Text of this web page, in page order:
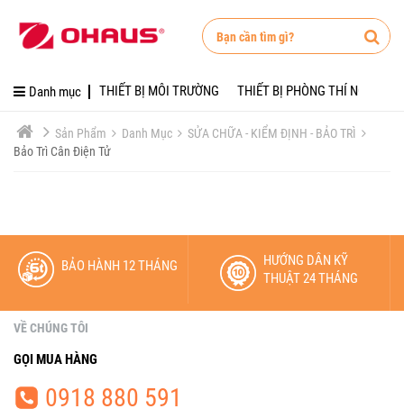
Danh mục THIẾT BỊ MÔI TRƯỜNG THIẾT BỊ PHÒNG THÍ NGHIỆM
DANH MỤC
THIẾT BỊ MÔI TRƯỜNG
CÂN VÀNG - ĐÁ QUÝ
LINH KIỆN
SỬA CHỮA - KIỂM ĐỊNH
liên hệ
TUYỂN DỤNG
Tuyển Dụng
Khuyến mãi
Tài khoản
Sản Phẩm Danh Mục
SỬA CHỮA - KIỂM ĐỊNH - BẢO TRÌ
Bảo Trì Cân Điện Tử
BẢO HÀNH 12 THÁNG
HƯỚNG DẪN KỸ
THUẬT 24 THÁNG
VỀ CHÚNG TÔI
GỌI MUA HÀNG
0918 880 591